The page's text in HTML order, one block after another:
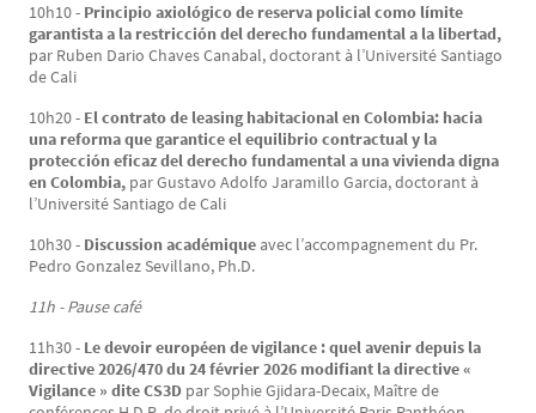
10h10 - Principio axiológico de reserva policial como límite
garantista a la restricción del derecho fundamental a la libertad,
par Ruben Dario Chaves Canabal, doctorant à l’Université Santiago
de Cali
10h20 - El contrato de leasing habitacional en Colombia: hacia
una reforma que garantice el equilibrio contractual y la
protección eficaz del derecho fundamental a una vivienda digna
en Colombia, par Gustavo Adolfo Jaramillo Garcia, doctorant à
l’Université Santiago de Cali
10h30 - Discussion académique avec l’accompagnement du Pr.
Pedro Gonzalez Sevillano, Ph.D.
11h - Pause café
11h30 - Le devoir européen de vigilance : quel avenir depuis la
directive 2026/470 du 24 février 2026 modifiant la directive «
Vigilance » dite CS3D par Sophie Gjidara-Decaix, Maître de